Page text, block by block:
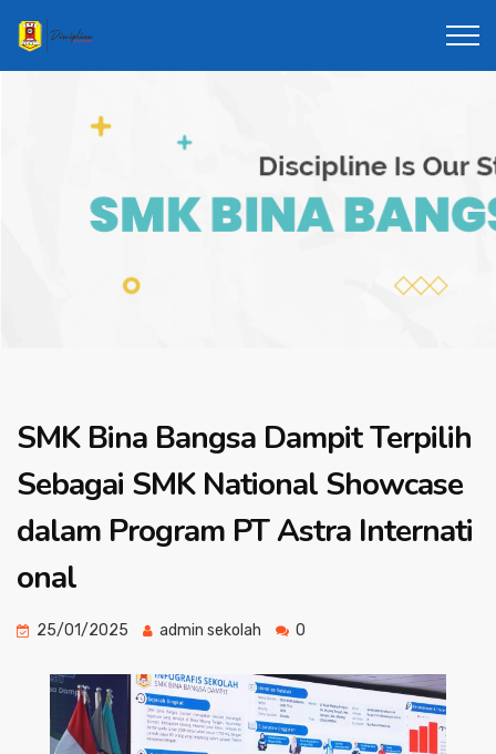
SMK Bina Bangsa Dampit Terpilih
Sebagai SMK National Showcase
dalam Program PT Astra Internati
onal
25/01/2025 admin sekolah 0